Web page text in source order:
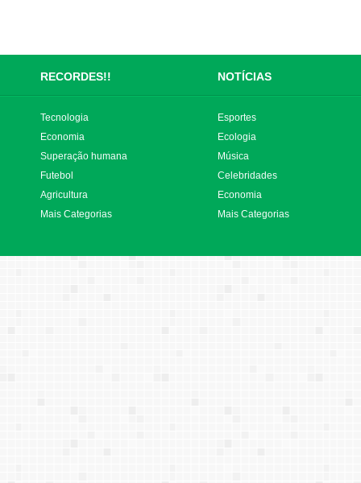
RECORDES!! NOTÍCIAS
Tecnologia
Economia
Superação humana
Futebol
Agricultura
Mais Categorias
Esportes
Ecologia
Música
Celebridades
Economia
Mais Categorias